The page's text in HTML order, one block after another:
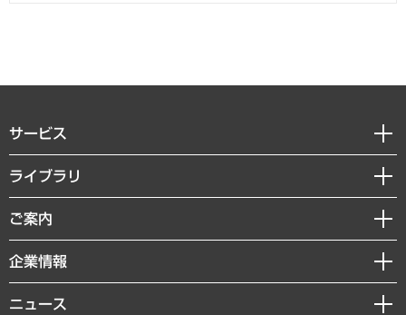
サービス
経営戦略
組織・人事戦略
デジタルイノベーション
共生・ダイバーシティ
ライブラリ
経済調査
レポート
コラム
ご案内
セミナー・イベント情報
MUFGビジネスセミナー
受託案件情報
企業情報
私たちの想い
ニュース